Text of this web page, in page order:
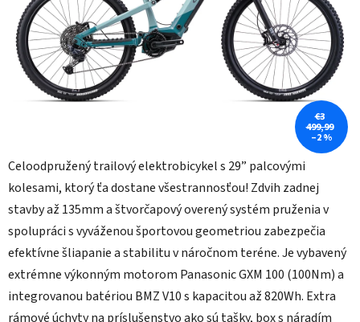
Celoodpružený trailový elektrobicykel s 29” palcovými
kolesami, ktorý ťa dostane všestrannosťou! Zdvih zadnej
stavby až 135mm a štvorčapový overený systém pruženia v
spolupráci s vyváženou športovou geometriou zabezpečia
efektívne šliapanie a stabilitu v náročnom teréne. Je vybavený
extrémne výkonným motorom Panasonic GXM 100 (100Nm) a
integrovanou batériou BMZ V10 s kapacitou až 820Wh. Extra
rámové úchyty na príslušenstvo ako sú tašky, box s náradím
€3
499,99
–2 %